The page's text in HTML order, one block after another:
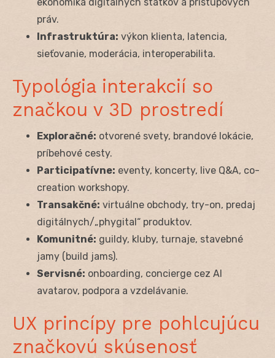
práv.
Infrastruktúra: výkon klienta, latencia,
sieťovanie, moderácia, interoperabilita.
Typológia interakcií so
značkou v 3D prostredí
Exploračné: otvorené svety, brandové lokácie,
príbehové cesty.
Participatívne: eventy, koncerty, live Q&A, co-
creation workshopy.
Transakčné: virtuálne obchody, try-on, predaj
digitálnych/„phygital“ produktov.
Komunitné: guildy, kluby, turnaje, stavebné
jamy (build jams).
Servisné: onboarding, concierge cez AI
avatarov, podpora a vzdelávanie.
UX princípy pre pohlcujúcu
značkovú skúsenosť